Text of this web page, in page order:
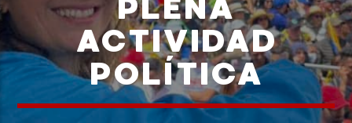
CANCIÓN ACTUAL
TÍTULO
PLENA
ACTIVIDAD
POLÍTICA